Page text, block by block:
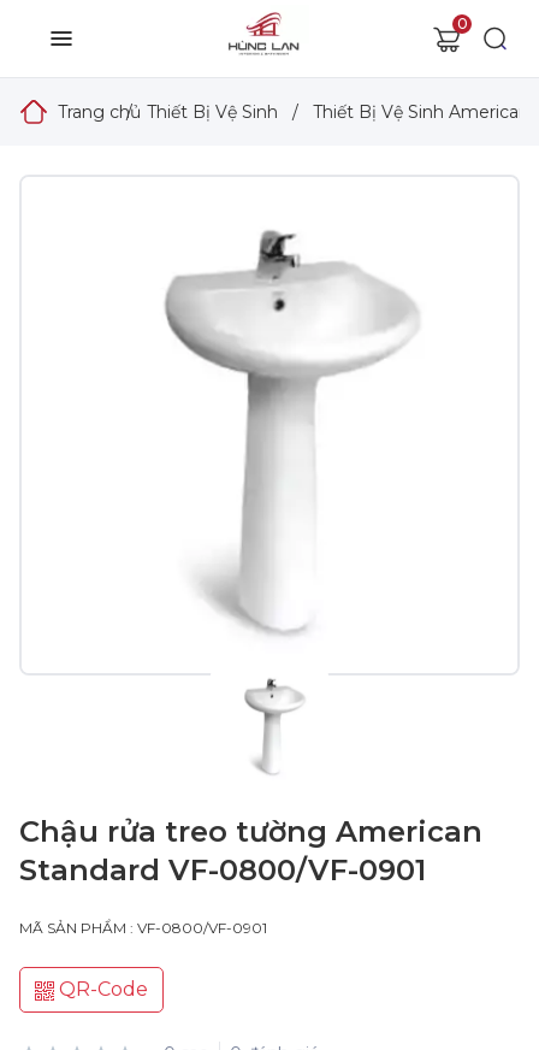
0
Trang chủ
/ Thiết Bị Vệ Sinh / Thiết Bị Vệ Sinh American
Chậu rửa treo tường American
Standard VF-0800/VF-0901
MÃ SẢN PHẨM : VF-0800/VF-0901
QR-Code